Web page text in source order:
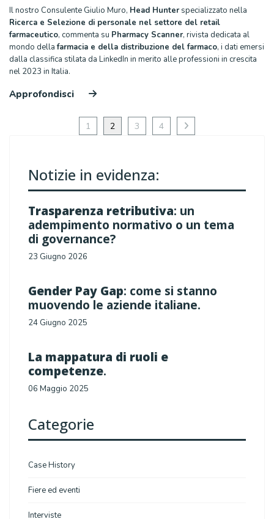
Il nostro Consulente Giulio Muro, Head Hunterspecializzato nella
Ricerca e Selezione di personale nel settore del retail
farmaceutico, commenta su Pharmacy Scanner, rivista dedicata al
mondo dellafarmacia e della distribuzione del farmaco, i dati emersi
dalla classifica stilata da LinkedIn in merito alle professioni in crescita
nel 2023 in Italia.
Approfondisci
1 2 3 4
Notizie in evidenza:
Trasparenza retributiva: un
adempimento normativo o un tema
di governance?
23 Giugno 2026
Gender Pay Gap: come si stanno
muovendo le aziende italiane.
24 Giugno 2025
La mappatura di ruoli e
competenze.
06 Maggio 2025
Categorie
Case History
Fiere ed eventi
Interviste